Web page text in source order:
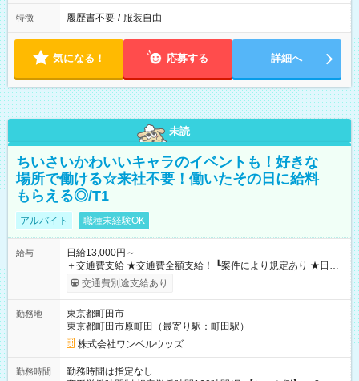
特徴 履歴書不要 / 服装自由
気になる！ 応募する 詳細へ
未読
ちいさいかわいいキャラのイベントも！好きな
場所で働ける☆来社不要！働いたその日に給料
もらえる◎/T1
アルバイト 職種未経験OK
給与
日給13,000円～
＋交通費支給 ★交通費全額支給！ ┗案件により規定あり ★日払
いOK！（規定あり） ┗働いたその日に現金GET♪ お仕事後はコ
ンビニATMから 日払い分を引き落とせます！ 【試用期間】試
交通費別途支給あり
勤務地
東京都町田市
東京都町田市原町田（最寄り駅：町田駅）
株式会社ワンベルウッズ
勤務時間
勤務時間は指定なし